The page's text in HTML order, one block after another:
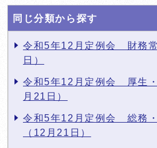
同じ分類から探す
令和5年12月定例会 財務
日）
令和5年12月定例会 厚生
月21日）
令和5年12月定例会 総務
（12月21日）